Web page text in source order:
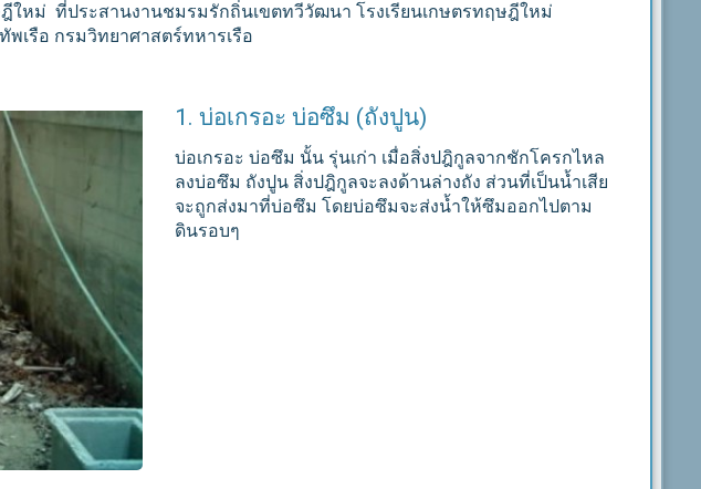
หม่ ที่ประสานงานชมรมรักถิ่นเขตทวีวัฒนา โรงเรียนเกษตรทฤษฎีใหม่
เรือ กรมวิทยาศาสตร์ทหารเรือ
1. บ่อเกรอะ บ่อซึม (ถังปูน)
บ่อเกรอะ บ่อซึม นั้น รุ่นเก่า เมื่อสิ่งปฎิกูลจากชักโครกไหล
ลงบ่อซึม ถังปูน สิ่งปฎิกูลจะลงด้านล่างถัง ส่วนที่เป็นน้ำเสีย
จะถูกส่งมาที่บ่อซึม โดยบ่อซึมจะส่งน้ำให้ซึมออกไปตาม
ดินรอบๆ